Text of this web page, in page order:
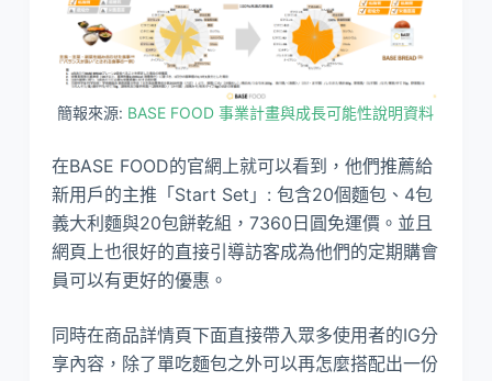
簡報來源: BASE FOOD 事業計畫與成長可能性說明資料
在BASE FOOD的官網上就可以看到，他們推薦給
新用戶的主推「Start Set」: 包含20個麵包、4包
義大利麵與20包餅乾組，7360日圓免運價。並且
網頁上也很好的直接引導訪客成為他們的定期購會
員可以有更好的優惠。
同時在商品詳情頁下面直接帶入眾多使用者的IG分
享內容，除了單吃麵包之外可以再怎麼搭配出一份